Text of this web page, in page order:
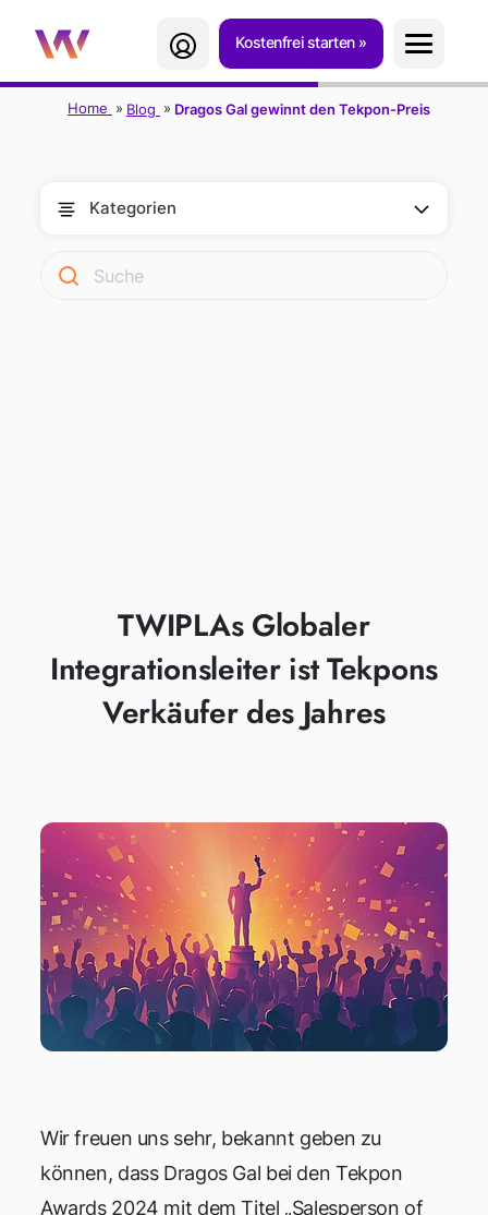
Kostenfrei starten
Home Blog Dragos Gal gewinnt den Tekpon-Preis
Kategorien
TWIPLAs Globaler
Integrationsleiter ist Tekpons
Verkäufer des Jahres
Wir freuen uns sehr, bekannt geben zu
können, dass Dragos Gal bei den Tekpon
Awards 2024 mit dem Titel „Salesperson of